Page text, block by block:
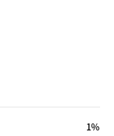
1%